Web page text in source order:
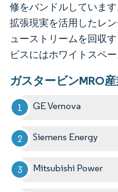
修をバンドルしていま
拡張現実を活用したレ
ューストリームを回収
ビスにはホワイトスペ
ガスタービンMRO
GE Vernova
Siemens Energy
Mitsubishi Power